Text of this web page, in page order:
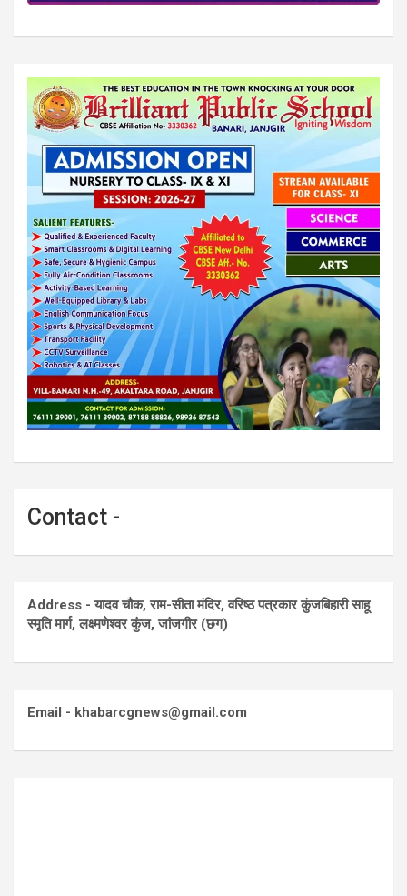
Contact -
Address - यादव चौक, राम-सीता मंदिर, वरिष्ठ पत्रकार कुंजबिहारी साहू
स्मृति मार्ग, लक्ष्मणेश्वर कुंज, जांजगीर (छग)
Email - khabarcgnews@gmail.com